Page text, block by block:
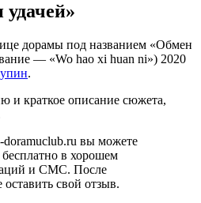
дорамы под названием «Обмен
— «Wo hao xi huan ni») 2020
.
и краткое описание сюжета,
вы можете
в хорошем
и СМС. После
свой отзыв.